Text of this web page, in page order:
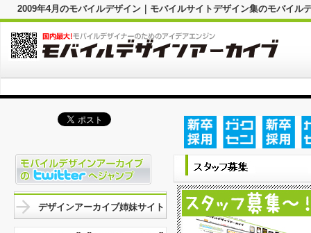
2009年4月のモバイルデザイン｜モバイルサイトデザイン集のモバイ
デザインアーカイブ姉妹サイト